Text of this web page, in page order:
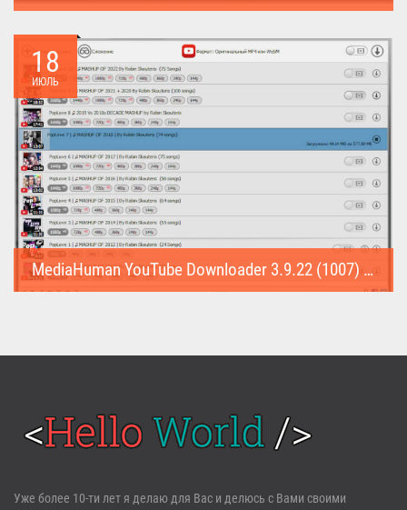
треки...
18
ИЮЛЬ
MediaHuman YouTube Downloader 3.9.22 (1007) (Repack & Portable)
Войти
Уже более 10-ти лет я делаю для Вас и делюсь с Вами своими